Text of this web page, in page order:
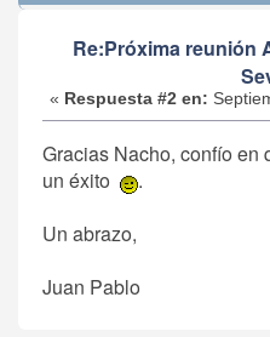
Re:Próxima reunión
« Respuesta #2 en:
Gracias Nacho, confío en
un éxito
.
Un abrazo,
Juan Pablo